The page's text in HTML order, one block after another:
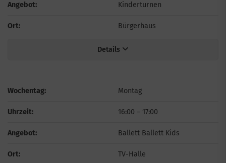
Angebot: Kinderturnen
Ort: Bürgerhaus
Details
Wochentag: Montag
Uhrzeit: 16:00 – 17:00
Angebot: Ballett Ballett Kids
Ort: TV-Halle